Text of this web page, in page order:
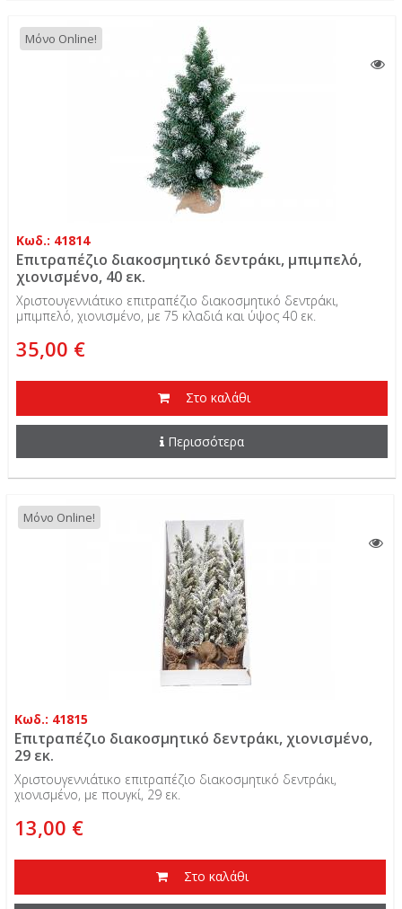
Μόνο Online!
Κωδ.: 41814
Επιτραπέζιο διακοσμητικό δεντράκι, μπιμπελό,
χιονισμένο, 40 εκ.
Χριστουγεννιάτικο επιτραπέζιο διακοσμητικό δεντράκι,
μπιμπελό, χιονισμένο, με 75 κλαδιά και ύψος 40 εκ.
35,00 €
Στο καλάθι
Περισσότερα
Μόνο Online!
Κωδ.: 41815
Επιτραπέζιο διακοσμητικό δεντράκι, χιονισμένο,
29 εκ.
Χριστουγεννιάτικο επιτραπέζιο διακοσμητικό δεντράκι,
χιονισμένο, με πουγκί, 29 εκ.
13,00 €
Στο καλάθι